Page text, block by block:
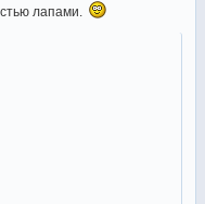
лапами.